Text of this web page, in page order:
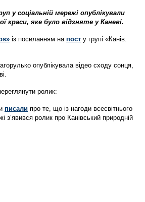
у соціальній мережі опублікували
краси, яке було відзняте у Каневі.
із посиланням на пост у групі «Канів.
опублікувала відео сходу сонця,
ролик:
писали про те, що із нагоди всесвітнього
з’явився ролик про Канівський природній